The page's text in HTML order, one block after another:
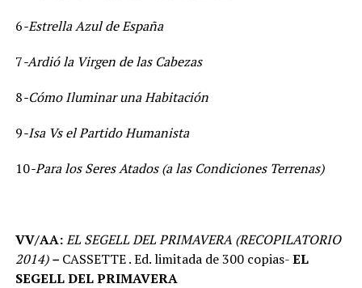
6-Estrella Azul de España
7-Ardió la Virgen de las Cabezas
8-Cómo Iluminar una Habitación
9-Isa Vs el Partido Humanista
10-Para los Seres Atados (a las Condiciones Terrenas)
VV/AA:EL SEGELL DEL PRIMAVERA (RECOPILATORIO
2014)– CASSETTE . Ed. limitada de 300 copias-EL
SEGELL DEL PRIMAVERA